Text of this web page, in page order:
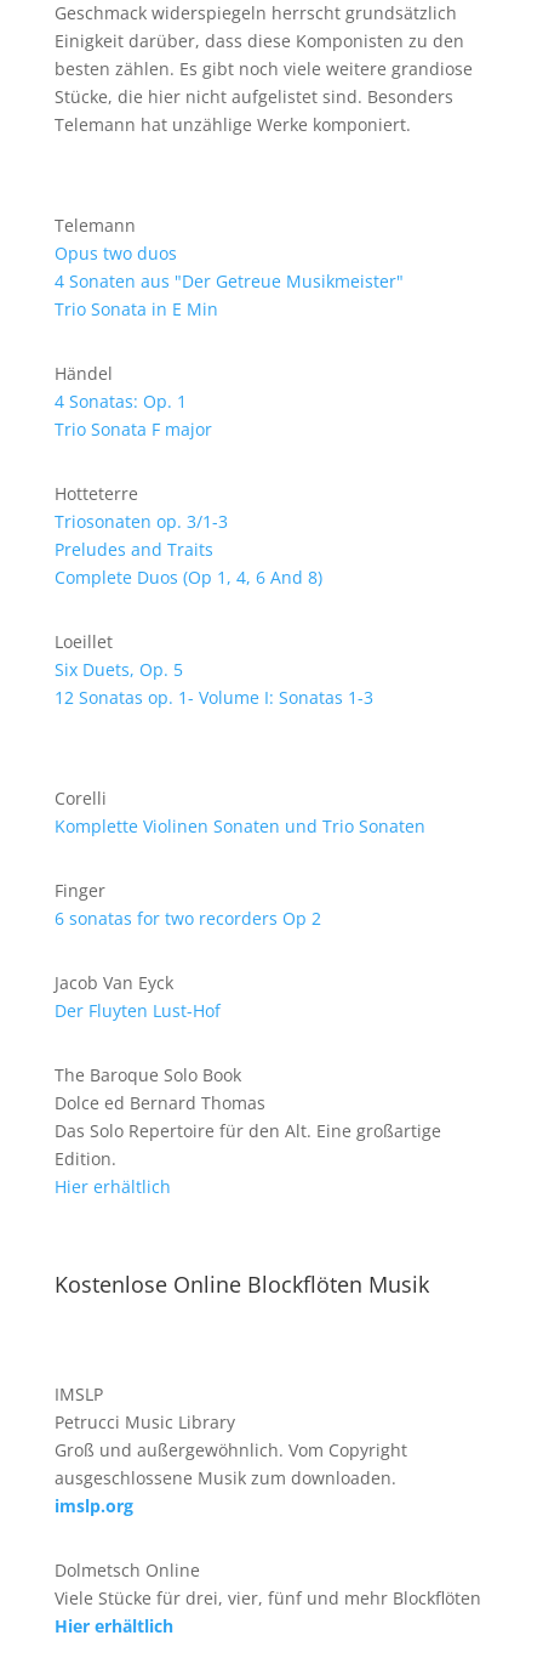
Geschmack widerspiegeln herrscht grundsätzlich
Einigkeit darüber, dass diese Komponisten zu den
besten zählen. Es gibt noch viele weitere grandiose
Stücke, die hier nicht aufgelistet sind. Besonders
Telemann hat unzählige Werke komponiert.
Telemann
Opus two duos
4 Sonaten aus "Der Getreue Musikmeister"
Trio Sonata in E Min
Händel
4 Sonatas: Op. 1
Trio Sonata F major
Hotteterre
Triosonaten op. 3/1-3
Preludes and Traits
Complete Duos (Op 1, 4, 6 And 8)
Loeillet
Six Duets, Op. 5
12 Sonatas op. 1- Volume I: Sonatas 1-3
Corelli
Komplette Violinen Sonaten und Trio Sonaten
Finger
6 sonatas for two recorders Op 2
Jacob Van Eyck
Der Fluyten Lust-Hof
The Baroque Solo Book
Dolce ed Bernard Thomas
Das Solo Repertoire für den Alt. Eine großartige
Edition.
Hier erhältlich
Kostenlose Online Blockflöten Musik
IMSLP
Petrucci Music Library
Groß und außergewöhnlich. Vom Copyright
ausgeschlossene Musik zum downloaden.
imslp.org
Dolmetsch Online
Viele Stücke für drei, vier, fünf und mehr Blockflöten
Hier erhältlich